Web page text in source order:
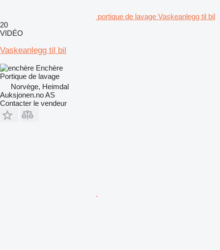
portique de lavage Vaskeanlegg til bil
20
VIDÉO
Vaskeanlegg til bil
Enchère
Portique de lavage
Norvège, Heimdal
Auksjonen.no AS
Contacter le vendeur